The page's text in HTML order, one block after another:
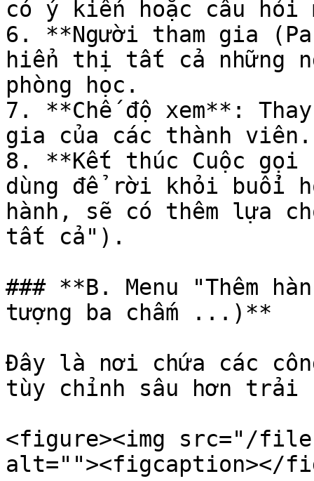
có ý kiến hoặc câu hỏi
6. **Người tham gia
hiển thị tất cả những
phòng học.
7. **Chế độ xem**:
gia của các thành viên.
8. **Kết thúc Cuộc gọi
dùng để rời khỏi buổi
hành, sẽ có thêm lựa
tất cả").
### **B. Menu "Thêm
tượng ba chấm ...)**
Đây là nơi chứa các
tùy chỉnh sâu hơn trải
<figure><img src="/files/
alt=""><figcaption></